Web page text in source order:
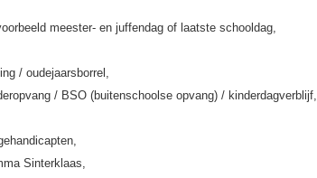
meester- en juffendag of laatste schooldag,
/ oudejaarsborrel,
/ BSO (buitenschoolse opvang) / kinderdagverblijf,
Sinterklaas,